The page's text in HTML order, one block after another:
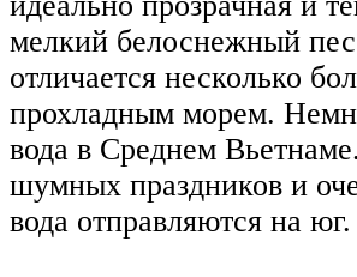
мелкий белоснежный
отличается несколько
прохладным морем.
вода в Среднем
шумных праздников и
вода отправляются на юг.